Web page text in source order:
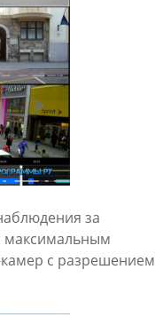
за
максимальным
с разрешением